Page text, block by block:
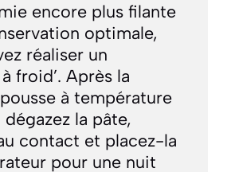
encore plus filante
optimale,
réaliser un
froid’. Après la
à température
la pâte,
contact et placez-la
pour une nuit